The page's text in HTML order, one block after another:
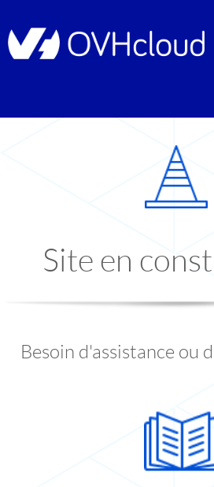
Site en
Besoin d'assistance ou